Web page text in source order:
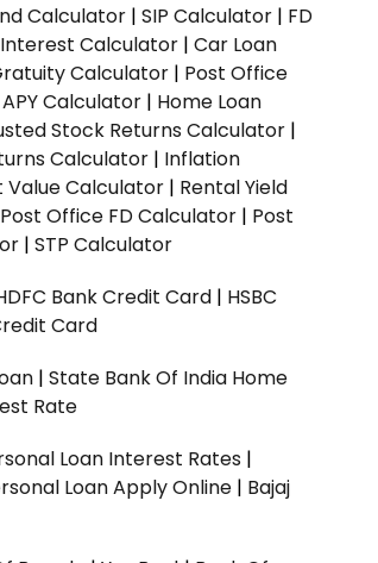
Calculator | SIP Calculator | FD
Calculator | Car Loan
Calculator | Post Office
APY Calculator | Home Loan
Stock Returns Calculator |
Calculator | Inflation
Value Calculator | Rental Yield
Post Office FD Calculator | Post
| STP Calculator
Bank Credit Card | HSBC
Card
| State Bank Of India Home
Rate
Loan Interest Rates |
Loan Apply Online | Bajaj